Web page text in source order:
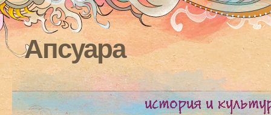
Апсуара